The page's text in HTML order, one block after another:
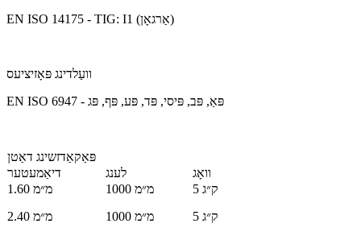
EN ISO 14175 - TIG: I1 (אַרגאָן)
וועַלדינג פּאָזיציעס
EN ISO 6947 - פּאַ, פּב, פּיסי, פּד, פּע, פּף, פּג
פּאַקאַדזשינג דאַטן
דיאַמעטער
לענג
וואָג
1.60 מ״מ
2.40 מ״מ
1000 מ״מ
1000 מ״מ
5 ק״ג
5 ק״ג